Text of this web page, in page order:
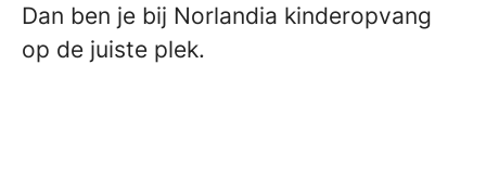
Dan ben je bij Norlandia kinderopvang
op de juiste plek.